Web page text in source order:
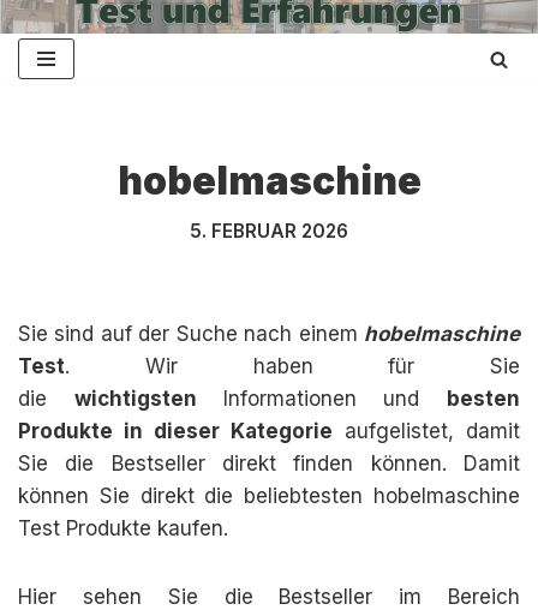
Zum
hobelmaschine
5. FEBRUAR 2026
Sie sind auf der Suche nach einem hobelmaschine
Test. Wir haben für Sie
die wichtigsten Informationen und
besten
Produkte in dieser Kategorie aufgelistet, damit
Sie die Bestseller direkt finden können. Damit
können Sie direkt die beliebtesten hobelmaschine
Test Produkte kaufen.
Hier sehen Sie die Bestseller im Bereich